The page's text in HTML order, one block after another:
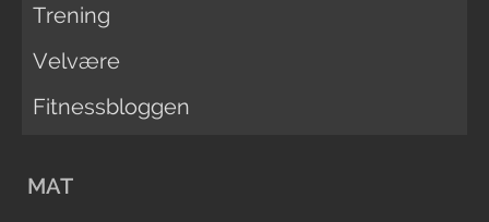
Trening
Velvære
Fitnessbloggen
MAT